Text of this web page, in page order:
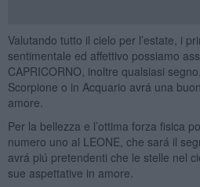
Valutando tutto il cielo per l’estate, i
sentimentale ed affettivo possiamo
CAPRICORNO, inoltre qualsiasi
Scorpione o in Acquario avrá una
amore.
Per la bellezza e l’ottima forza fisica
numero uno al LEONE, che sará il
avrá piú pretendenti che le stelle nel
sue aspettative in amore.